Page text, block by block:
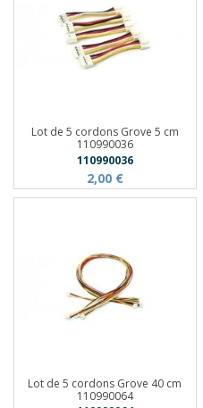
Lot de 5 cordons Grove 5 cm
110990036
110990036
2,00 €
Lot de 5 cordons Grove 40 cm
110990064